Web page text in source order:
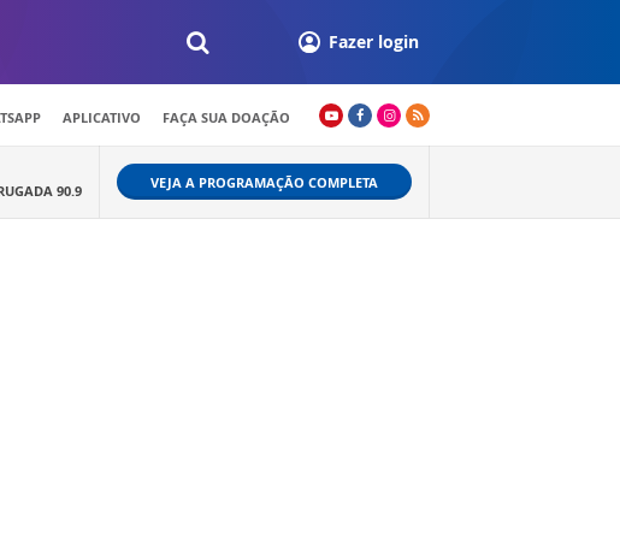
Fazer login
APLICATIVO FAÇA SUA DOAÇÃO
90.9 VEJA A PROGRAMAÇÃO COMPLETA